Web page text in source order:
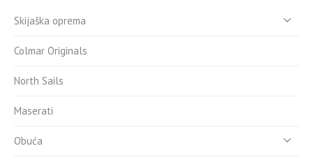
Skijaška oprema
Colmar Originals
North Sails
Maserati
Obuća